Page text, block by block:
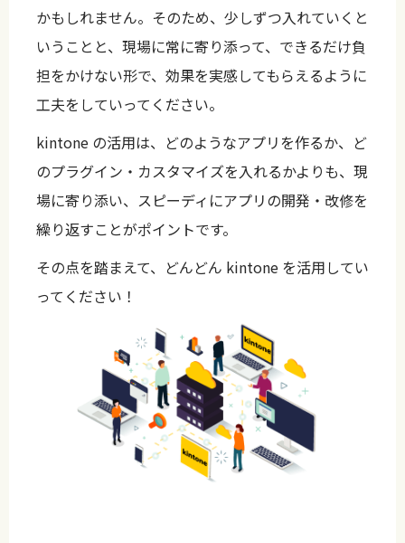
かもしれません。そのため、少しずつ入れていくと
いうことと、現場に常に寄り添って、できるだけ負
担をかけない形で、効果を実感してもらえるように
工夫をしていってください。
kintone の活用は、どのようなアプリを作るか、ど
のプラグイン・カスタマイズを入れるかよりも、現
場に寄り添い、スピーディにアプリの開発・改修を
繰り返すことがポイントです。
その点を踏まえて、どんどん kintone を活用してい
ってください！